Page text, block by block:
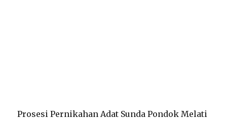
Prosesi Pernikahan Adat Sunda Pondok Melati